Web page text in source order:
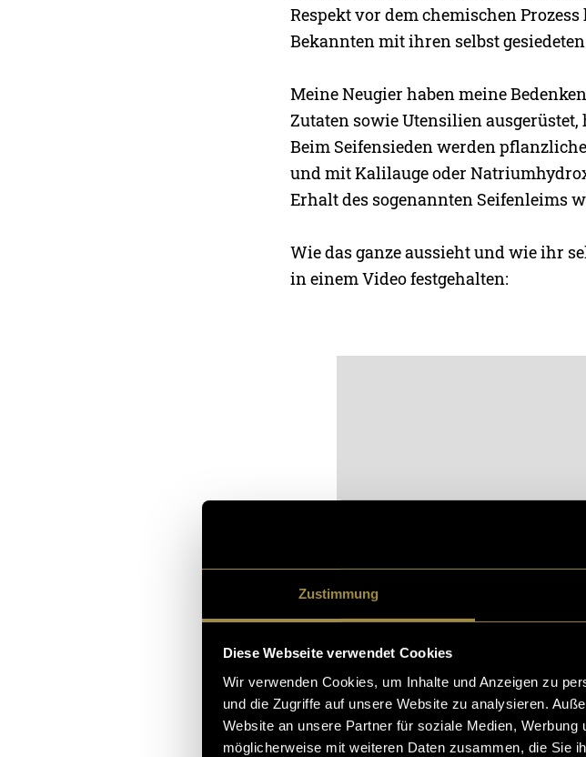
Zustimmung
Diese Webseite verwendet Cookies
Wir verwenden Cookies, um Inhalte und Anzeigen zu
und die Zugriffe auf unsere Website zu analysieren.
Website an unsere Partner für soziale Medien,
möglicherweise mit weiteren Daten zusammen, die Sie
Respekt vor dem chemischen
Bekannten mit ihren selbst
Meine Neugier haben meine
Zutaten sowie Utensilien
Beim Seifensieden werden
und mit Kalilauge oder
Erhalt des sogenannten Seifenleims
Wie das ganze aussieht und wie ihr
in einem Video festgehalten:
Bitte akzeptiere diestatistik,
sehen.